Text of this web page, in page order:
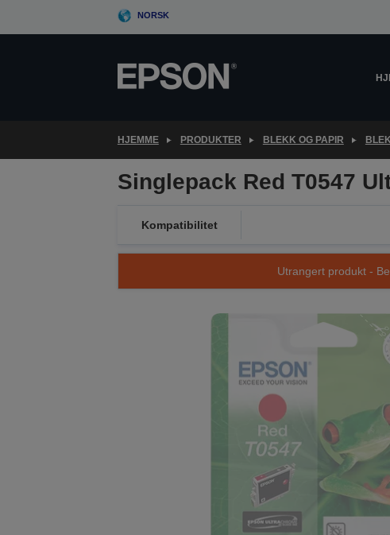
NORSK
HJEMME PRODUKTER BLEKK OG PAPIR
Singlepack Red T0547
Kompatibilitet
Utrangert produkt -